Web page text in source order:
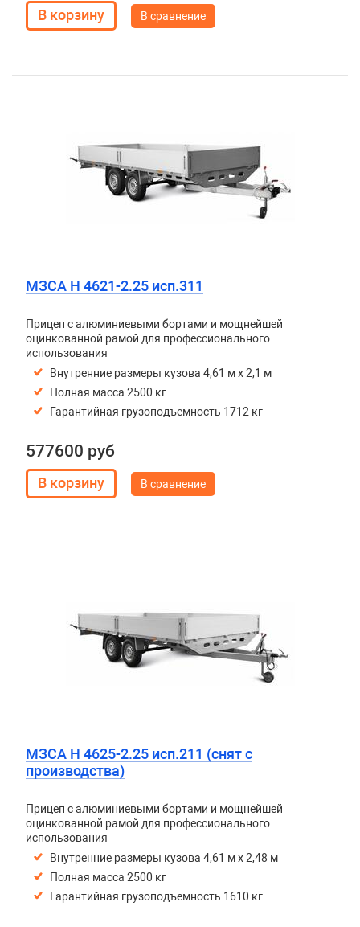
В сравнение
МЗСА H 4621-2.25 исп.311
Прицеп с алюминиевыми бортами и мощнейшей
оцинкованной рамой для профессионального
использования
Внутренние размеры кузова 4,61 м х 2,1 м
Полная масса 2500 кг
Гарантийная грузоподъемность 1712 кг
577600 руб
В сравнение
МЗСА H 4625-2.25 исп.211 (снят с
производства)
Прицеп с алюминиевыми бортами и мощнейшей
оцинкованной рамой для профессионального
использования
Внутренние размеры кузова 4,61 м х 2,48 м
Полная масса 2500 кг
Гарантийная грузоподъемность 1610 кг